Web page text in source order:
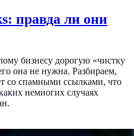
правда ли они
бизнесу дорогую «чистку
она не нужна. Разбираем,
со спамными ссылками, что
немногих случаях